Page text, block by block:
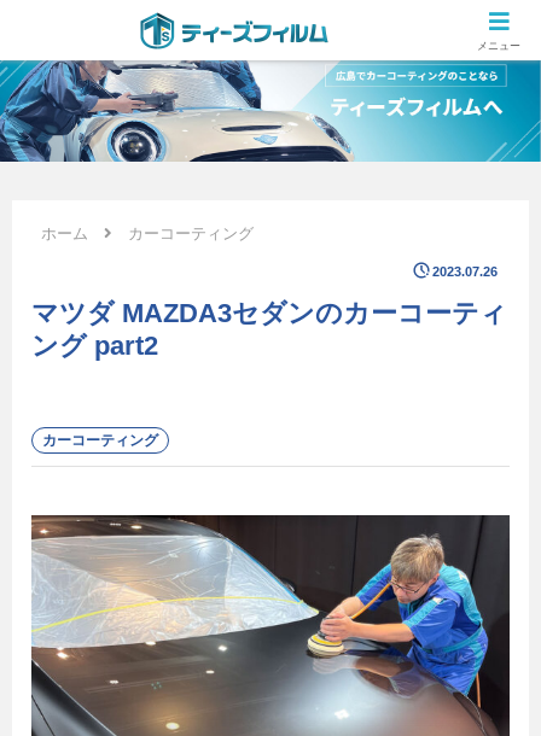
広島のカーコーティング専門店 ティーズフィルムの施工ブログ
ホーム カーコーティング
2023.07.26
マツダ MAZDA3セダンのカーコーティ
ング part2
カーコーティング
メニュー